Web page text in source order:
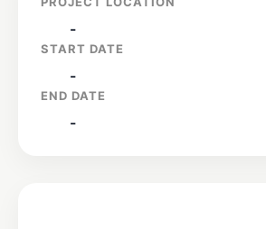
-
START DATE
-
END DATE
-